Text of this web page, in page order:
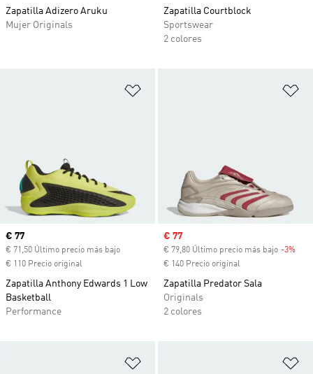
Zapatilla Adizero Aruku
Mujer Originals
Zapatilla Courtblock
Sportswear
2 colores
Precio actual
€ 77
€ 71,50 Último precio más bajo
€ 110 Precio original
Zapatilla Anthony Edwards 1 Low
Basketball
Performance
Precio de venta
€ 77
€ 79,80 Último precio más bajo -3%
€ 140 Precio original
Zapatilla Predator Sala
Originals
2 colores